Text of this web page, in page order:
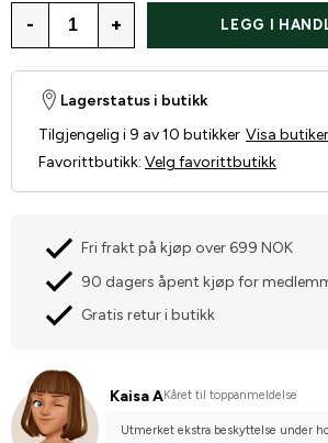
- + LEGG I
Lagerstatus i butikk
Tilgjengelig i 9 av 10 butikker Visa butiker
Favorittbutikk: Velg favorittbutikk
Fri frakt på kjøp over 699 NOK
90 dagers åpent kjøp for
Gratis retur i butikk
Kaisa AKåret til toppanmeldelse
Utmerket ekstra beskyttelse under